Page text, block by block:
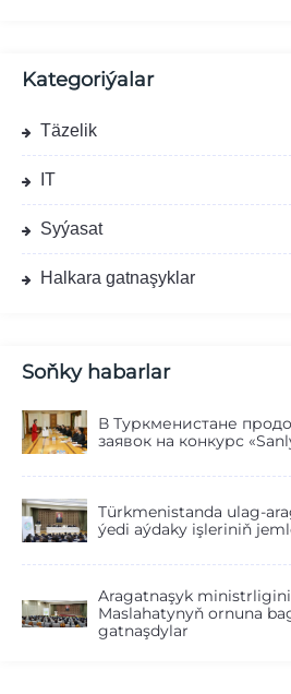
Kategoriýalar
Täzelik
IT
Syýasat
Halkara gatnaşyklar
Soňky habarlar
В Туркменистане
заявок на конкурс
Türkmenistanda ulag-
ýedi aýdaky işleriniň
Aragatnaşyk
Maslahatynyň ornuna
gatnaşdylar